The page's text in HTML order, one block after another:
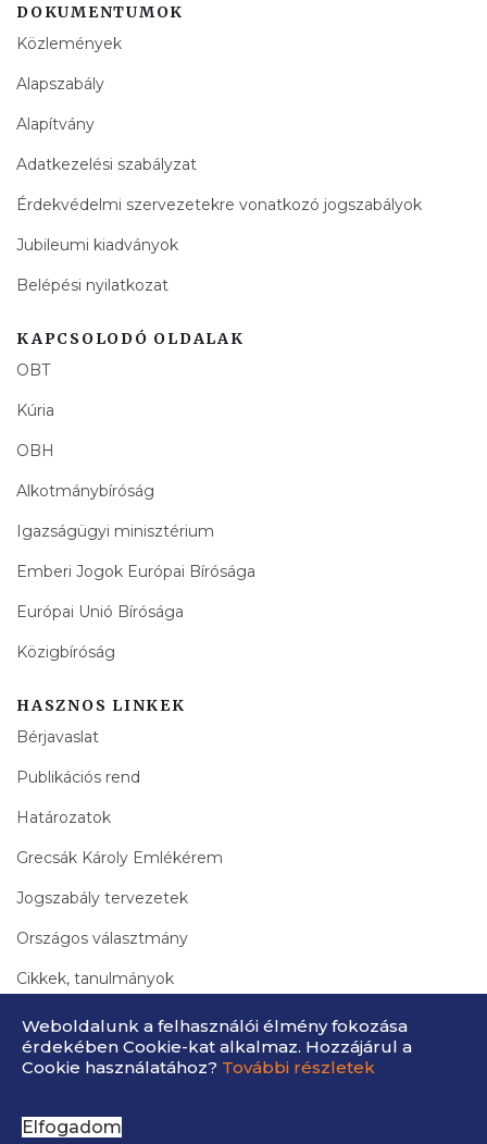
DOKUMENTUMOK
Közlemények
Alapszabály
Alapítvány
Adatkezelési szabályzat
Érdekvédelmi szervezetekre vonatkozó jogszabályok
Jubileumi kiadványok
Belépési nyilatkozat
KAPCSOLODÓ OLDALAK
OBT
Kúria
OBH
Alkotmánybíróság
Igazságügyi minisztérium
Emberi Jogok Európai Bírósága
Európai Unió Bírósága
Közigbíróság
HASZNOS LINKEK
Bérjavaslat
Publikációs rend
Határozatok
Grecsák Károly Emlékérem
Jogszabály tervezetek
Országos választmány
Cikkek, tanulmányok
Bírák Lapja Archívum
MABIE © 2026 Fejlesztette:
Weboldalunk a felhasználói élmény fokozása
érdekében Cookie-kat alkalmaz. Hozzájárul a
Cookie használatához? További részletek
Elfogadom